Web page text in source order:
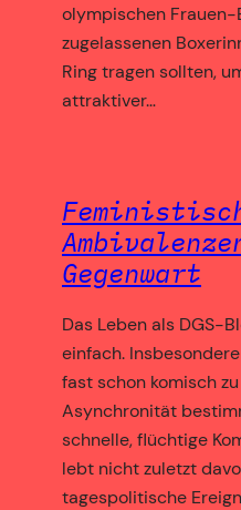
olympischen
zugelassenen
Ring tragen sollten,
attraktiver…
Gegenwart
Das Leben als DGS-
einfach.
fast schon komisch
Asynchronität
schnelle, flüchtige
lebt nicht zuletzt
tagespolitische